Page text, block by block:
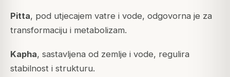
Pitta, pod utjecajem vatre i vode, odgovorna je za
transformaciju i metabolizam.
Kapha, sastavljena od zemlje i vode, regulira
stabilnost i strukturu.